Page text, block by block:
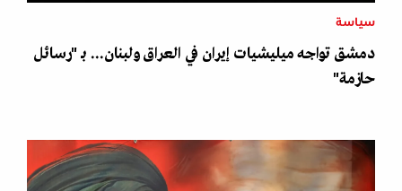
سياسة
دمشق تواجه ميليشيات إيران في العراق ولبنان... بـ "رسائل
حازمة"